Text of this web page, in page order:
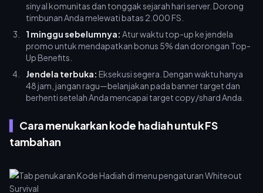
sinyal komunitas dan tonggak sejarah hari server. Dorong
timbunan Anda melewati batas 2.000 FS.
1 minggu sebelumnya: Atur waktu top-up ke jendela
promo untuk mendapatkan bonus 5% dan dorongan Top-
Up Benefits.
Jendela terbuka: Eksekusi segera. Dengan waktu hanya
48 jam, jangan ragu—belanjakan pada banner target dan
berhenti setelah Anda mencapai target copy/shard Anda.
Cara menukarkan kode hadiah untuk FS
tambahan